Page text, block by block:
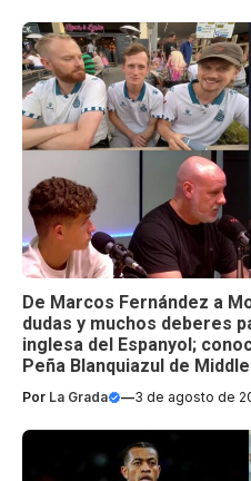
De Marcos Fernández a
dudas y muchos deberes
inglesa del Espanyol;
Peña Blanquiazul de
Por La Grada —3 de agosto de